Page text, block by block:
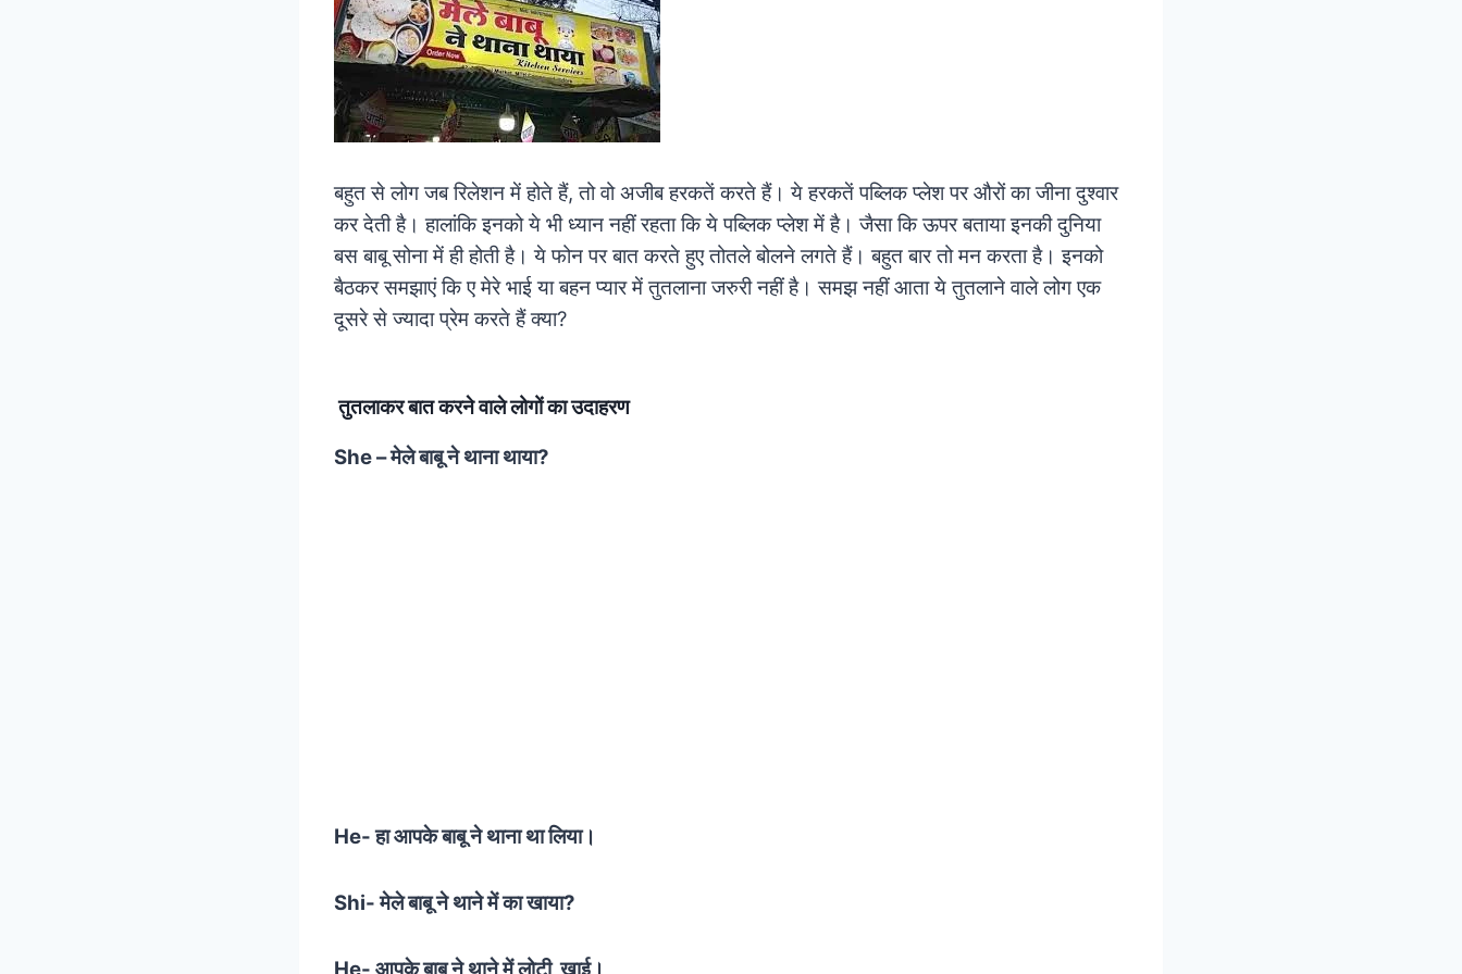
बहुत से लोग जब रिलेशन में होते हैं, तो वो अजीब हरकतें करते हैं। ये हरकतें पब्लिक प्लेश पर औरों का जीना दुश्वार
कर देती है। हालांकि इनको ये भी ध्यान नहीं रहता कि ये पब्लिक प्लेश में है। जैसा कि ऊपर बताया इनकी दुनिया
बस बाबू सोना में ही होती है। ये फोन पर बात करते हुए तोतले बोलने लगते हैं। बहुत बार तो मन करता है। इनको
बैठकर समझाएं कि ए मेरे भाई या बहन प्यार में तुतलाना जरुरी नहीं है। समझ नहीं आता ये तुतलाने वाले लोग एक
दूसरे से ज्यादा प्रेम करते हैं क्या?
तुतलाकर बात करने वाले लोगों का उदाहरण
She – मेले बाबू ने थाना थाया?
He- हा आपके बाबू ने थाना था लिया।
Shi- मेले बाबू ने थाने में का खाया?